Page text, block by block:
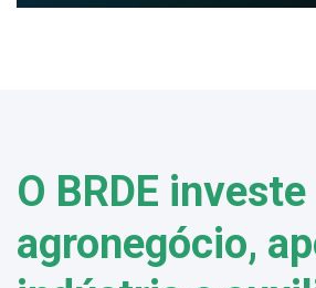
O BRDE
agronegócio,